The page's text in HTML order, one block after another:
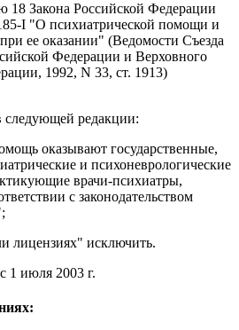
18 Закона Российской Федерации
I "О психиатрической помощи и
ее оказании" (Ведомости Съезда
Федерации и Верховного
1992, N 33, ст. 1913)
следующей редакции:
оказывают государственные,
и психоневрологические
врачи-психиатры,
с законодательством
лицензиях" исключить.
с 1 июля 2003 г.